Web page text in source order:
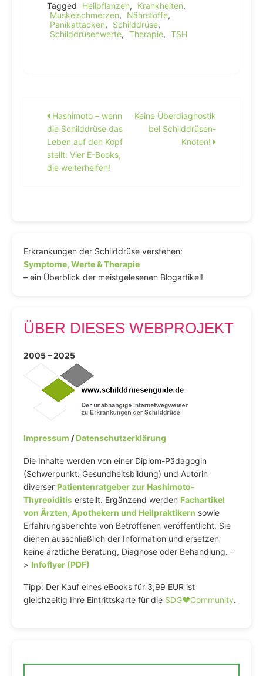
Tagged Heilpflanzen, Krankheiten,
Muskelschmerzen, Nährstoffe,
Panikattacken, Schilddrüse,
Schilddrüsenwerte, Therapie, TSH
Beitragsnavigation
Hashimoto – wenn
die Schilddrüse das
Leben auf den Kopf
stellt: Vier E-Books,
die weiterhelfen!
Keine Überdiagnostik
bei Schilddrüsen-
Knoten!
Erkrankungen der Schilddrüse verstehen:
Symptome, Werte & Therapie
– ein Überblick der meistgelesenen Blogartikel!
ÜBER DIESES WEBPROJEKT
2005 – 2025
Impressum /Datenschutzerklärung
Die Inhalte werden von einer Diplom-Pädagogin
(Schwerpunkt: Gesundheitsbildung) und Autorin
diverser Patientenratgeber zur Hashimoto-
Thyreoiditis erstellt. Ergänzend werden Fachartikel
von Ärzten, Apothekern und Heilpraktikern sowie
Erfahrungsberichte von Betroffenen veröffentlicht. Sie
dienen ausschließlich der Information und ersetzen
keine ärztliche Beratung, Diagnose oder Behandlung. –
> Infoflyer (PDF)
Tipp: Der Kauf eines eBooks für 3,99 EUR ist
gleichzeitig Ihre Eintrittskarte für die SDG♥️Community.